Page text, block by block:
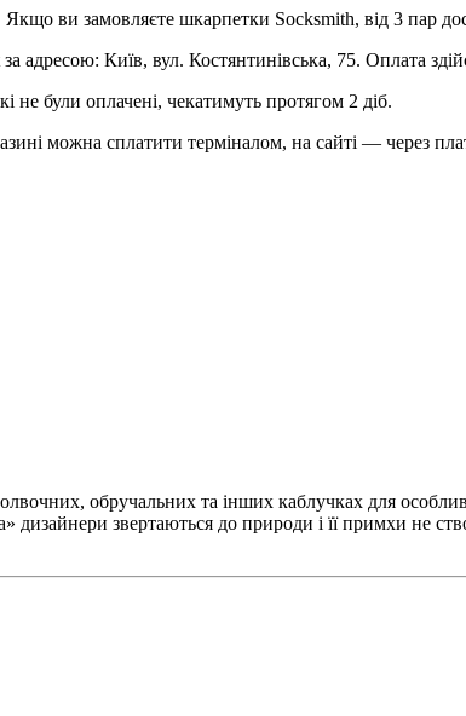
ви замовляєте шкарпетки Socksmith, від 3 пар
адресою: Київ, вул. Костянтинівська, 75. Оплата
не були оплачені, чекатимуть протягом 2 діб.
можна сплатити терміналом, на сайті — через
обручальних та інших каблучках для
дизайнери звертаються до природи і її примхи